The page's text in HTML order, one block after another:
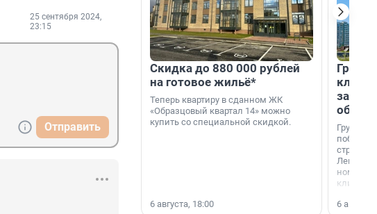
25 сентября 2024,
23:15
Отправить
Скидка до 880 000 рублей
на готовое жильё*
Теперь квартиру в сданном ЖК
«Образцовый квартал 14» можно
купить со специальной скидкой.
6 августа, 18:00
Группа
области».
6